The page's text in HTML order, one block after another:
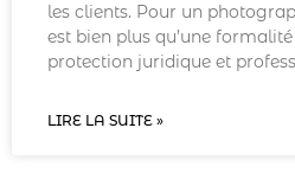
les clients. Pour un
est bien plus qu’une
protection juridique et
LIRE LA SUITE »